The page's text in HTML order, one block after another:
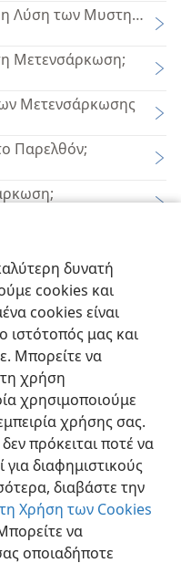
δυνατή
cookies και
cookies είναι
ιστότοπός μας και
Μπορείτε να
χρήση
χρησιμοποιούμε
χρήσης σας.
πρόκειται ποτέ να
διαφημιστικούς
διαβάστε την
Χρήση των Cookies
να
οποιαδήποτε
Λύση των Μυστηρίων
Μετενσάρκωση;
Μετενσάρκωσης
Παρελθόν;
στο Παρελθόν;
του Ιεχωβά—2012
στον Θεό
Προτιμήσεις
Tract Society of Pennsylvania
Ρυθμίσεις Απορρήτου
Σύνδεση